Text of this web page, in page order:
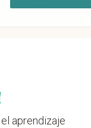
aprendizaje